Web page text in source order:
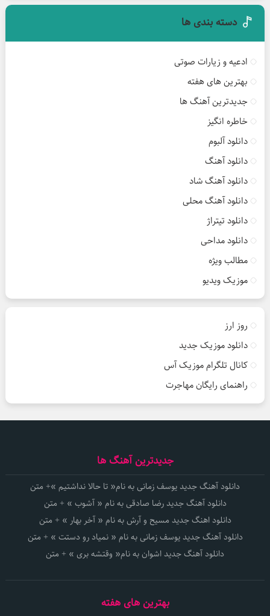
دسته بندی ها
ادعیه و زیارات صوتی
بهترین های هفته
جدیدترین آهنگ ها
خاطره انگیز
دانلود آلبوم
دانلود آهنگ
دانلود آهنگ شاد
دانلود آهنگ محلی
دانلود تیتراژ
دانلود مداحی
مطالب ویژه
موزیک ویدیو
روز ارز
دانلود موزیک جدید
کانال تلگرام موزیک آس
راهنمای رایگان مهاجرت
جدیدترین آهنگ ها
دانلود آهنگ جدید یوسف زمانی به نام« تا حالا نداشتیم »+ متن
دانلود آهنگ جدید رضا صادقی به نام « آشوب » + متن
دانلود اهنگ جدید مسیح و آرش به نام « آخر بهار » + متن
دانلود آهنگ جدید یوسف زمانی به نام « نمیاد رو دستت » + متن
دانلود آهنگ جدید اشوان به نام« وقتشه بری » + متن
بهترین های هفته